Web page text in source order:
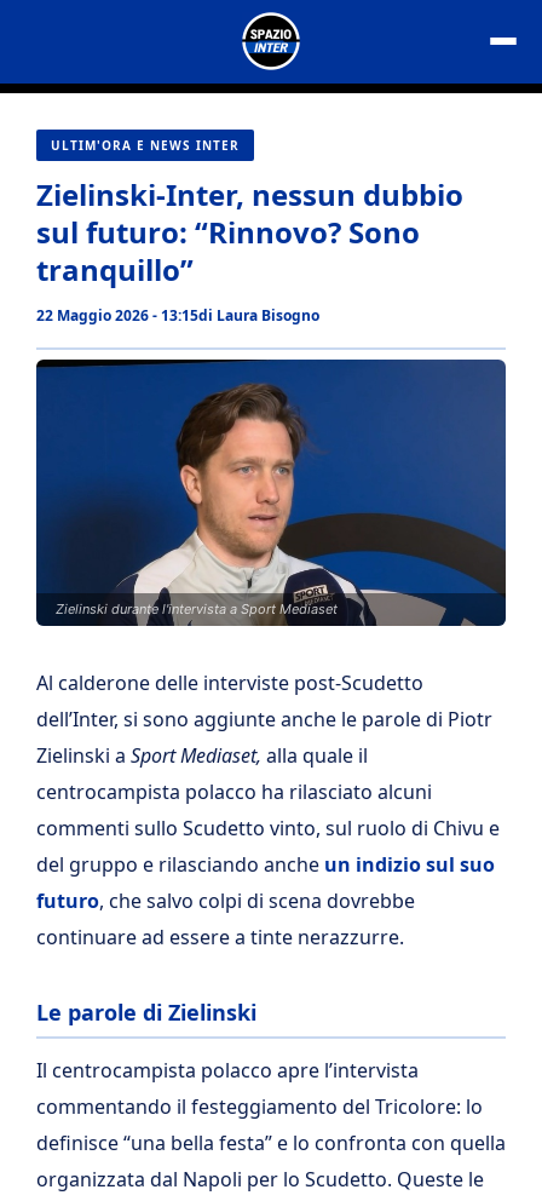
contenuto
ULTIM'ORA E NEWS INTER
Zielinski-Inter, nessun dubbio
sul futuro: “Rinnovo? Sono
tranquillo”
22 Maggio 2026 - 13:15di Laura Bisogno
Zielinski durante l'intervista a Sport Mediaset
Al calderone delle interviste post-Scudetto
dell’Inter, si sono aggiunte anche le parole di Piotr
Zielinski a Sport Mediaset, alla quale il
centrocampista polacco ha rilasciato alcuni
commenti sullo Scudetto vinto, sul ruolo di Chivu e
del gruppo e rilasciando anche un indizio sul suo
futuro, che salvo colpi di scena dovrebbe
continuare ad essere a tinte nerazzurre.
Le parole di Zielinski
Il centrocampista polacco apre l’intervista
commentando il festeggiamento del Tricolore: lo
definisce “una bella festa” e lo confronta con quella
organizzata dal Napoli per lo Scudetto. Queste le